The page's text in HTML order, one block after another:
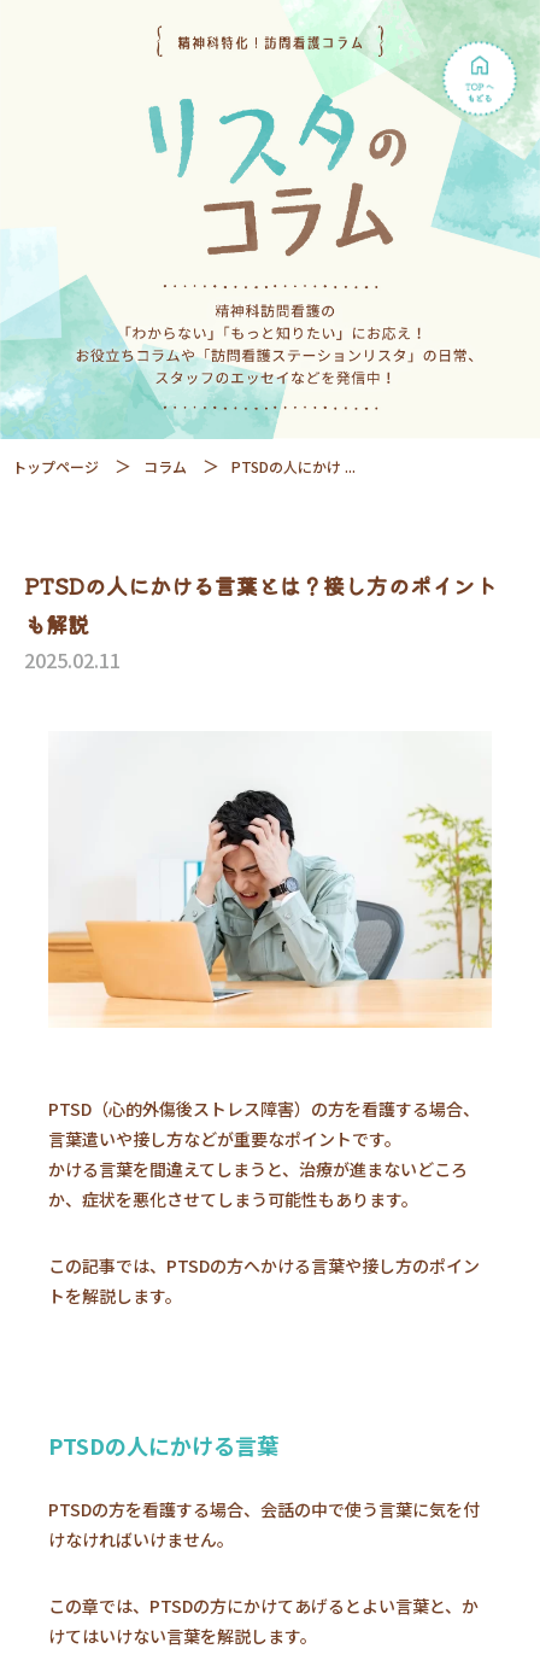
トップページ コラム PTSDの人にかけ ...
PTSDの人にかける言葉とは？接し方のポイント
も解説
2025.02.11
PTSD（心的外傷後ストレス障害）の方を看護する場合、
言葉遣いや接し方などが重要なポイントです。
かける言葉を間違えてしまうと、治療が進まないどころ
か、症状を悪化させてしまう可能性もあります。
この記事では、PTSDの方へかける言葉や接し方のポイン
トを解説します。
PTSDの人にかける言葉
PTSDの方を看護する場合、会話の中で使う言葉に気を付
けなければいけません。
この章では、PTSDの方にかけてあげるとよい言葉と、か
けてはいけない言葉を解説します。